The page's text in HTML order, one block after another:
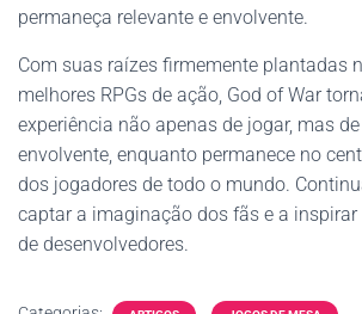
permaneça relevante e envolvente.
Com suas raízes firmemente plantadas
melhores RPGs de ação, God of War
experiência não apenas de jogar, mas
envolvente, enquanto permanece no
dos jogadores de todo o mundo.
captar a imaginação dos fãs e a inspirar
de desenvolvedores.